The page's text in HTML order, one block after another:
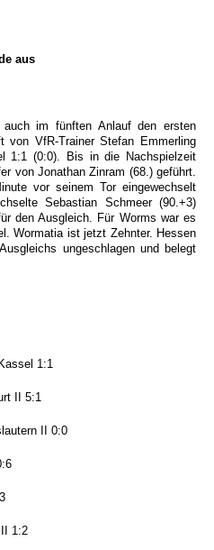
aus
im fünften Anlauf den ersten
von VfR-Trainer Stefan Emmerling
1:1 (0:0). Bis in die Nachspielzeit
von Jonathan Zinram (68.) geführt.
vor seinem Tor eingewechselt
Sebastian Schmeer (90.+3)
den Ausgleich. Für Worms war es
Wormatia ist jetzt Zehnter. Hessen
ungeschlagen und belegt
1:1
II 5:1
II 0:0
II 1:2